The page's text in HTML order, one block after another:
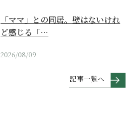
「ママ」との同居。壁はないけれ
ど感じる「…
2026/08/09
記事一覧へ